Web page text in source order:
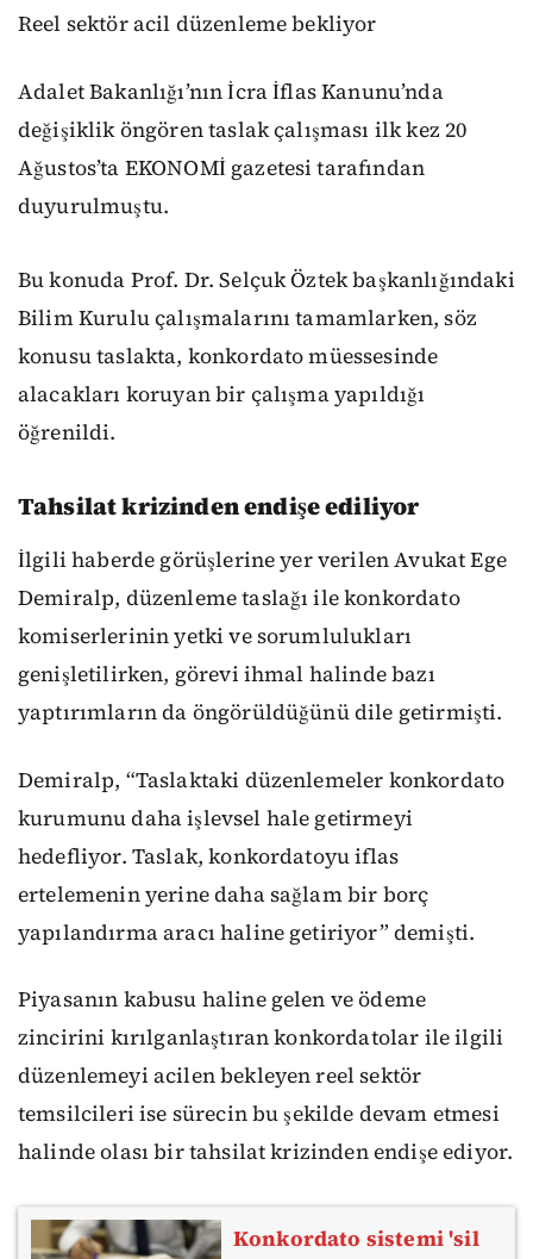
Reel sektör acil düzenleme bekliyor
Adalet Bakanlığı’nın İcra İflas Kanunu’nda
değişiklik öngören taslak çalışması ilk kez 20
Ağustos’ta EKONOMİ gazetesi tarafından
duyurulmuştu.
Bu konuda Prof. Dr. Selçuk Öztek başkanlığındaki
Bilim Kurulu çalışmalarını tamamlarken, söz
konusu taslakta, konkordato müessesinde
alacakları koruyan bir çalışma yapıldığı
öğrenildi.
Tahsilat krizinden endişe ediliyor
İlgili haberde görüşlerine yer verilen Avukat Ege
Demiralp, düzenleme taslağı ile konkordato
komiserlerinin yetki ve sorumlulukları
genişletilirken, görevi ihmal halinde bazı
yaptırımların da öngörüldüğünü dile getirmişti.
Demiralp, “Taslaktaki düzenlemeler konkordato
kurumunu daha işlevsel hale getirmeyi
hedefliyor. Taslak, konkordatoyu iflas
ertelemenin yerine daha sağlam bir borç
yapılandırma aracı haline getiriyor” demişti.
Piyasanın kabusu haline gelen ve ödeme
zincirini kırılganlaştıran konkordatolar ile ilgili
düzenlemeyi acilen bekleyen reel sektör
temsilcileri ise sürecin bu şekilde devam etmesi
halinde olası bir tahsilat krizinden endişe ediyor.
Konkordato sistemi 'sil